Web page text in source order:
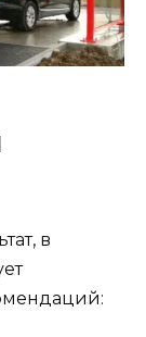
в